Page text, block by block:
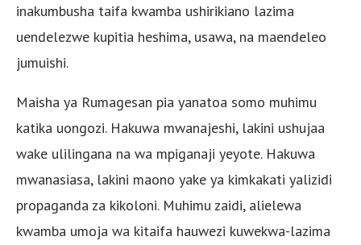
inakumbusha taifa kwamba ushirikiano lazima
uendelezwe kupitia heshima, usawa, na maendeleo
jumuishi.
Maisha ya Rumagesan pia yanatoa somo muhimu
katika uongozi. Hakuwa mwanajeshi, lakini ushujaa
wake ulilingana na wa mpiganaji yeyote. Hakuwa
mwanasiasa, lakini maono yake ya kimkakati yalizidi
propaganda za kikoloni. Muhimu zaidi, alielewa
kwamba umoja wa kitaifa hauwezi kuwekwa-lazima